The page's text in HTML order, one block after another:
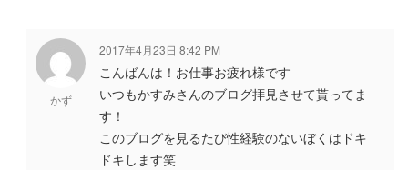
かず
2017年4月23日 8:42 PM
こんばんは！お仕事お疲れ様です
いつもかすみさんのブログ拝見させて貰ってま
す！
このブログを見るたび性経験のないぼくはドキ
ドキします笑